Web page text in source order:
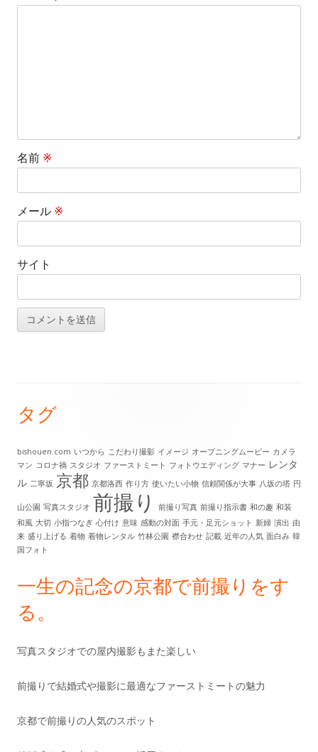
シ
名前 ※
メール ※
サイト
メ
イ
ン
サ
イ
ー
タグ
bishouen.com いつから こだわり撮影 イメージ オープニングムービー カメラ
マン コロナ禍 スタジオ ファーストミート フォトウエディング マナー レンタ
ル 二寧坂 京都 京都洛西 作り方 使いたい小物 信頼関係が大事 八坂の塔 円
山公園 写真スタジオ 前撮り 前撮り写真 前撮り指示書 和の趣 和装
和風 大切 小指つなぎ 心付け 意味 感動の対面 手元・足元ショット 新婦 演出 由
来 盛り上げる 着物 着物レンタル 竹林公園 襟合わせ 記載 近年の人気 面白み 韓
国フォト
一生の記念の京都で前撮りをす
る。
写真スタジオでの屋内撮影もまた楽しい
前撮りで結婚式や撮影に最適なファーストミートの魅力
京都で前撮りの人気のスポット